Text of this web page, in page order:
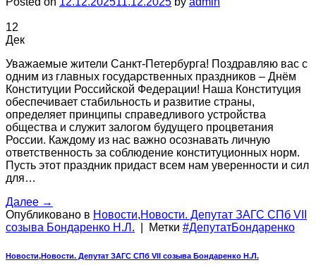
12
Дек
Уважаемые жители Санкт-Петербурга! Поздравляю вас с
одним из главных государственных праздников – Днём
Конституции Российской Федерации! Наша Конституция
обеспечивает стабильность и развитие страны,
определяет принципы справедливого устройства
общества и служит залогом будущего процветания
России. Каждому из нас важно осознавать личную
ответственность за соблюдение конституционных норм.
Пусть этот праздник придаст всем нам уверенности и сил
для…
Далее →
Опубликовано в Новости,Новости. Депутат ЗАГС СПб VII
созыва Бондаренко Н.Л.
Метки #ДепутатБондаренко
Новости,Новости. Депутат ЗАГС СПб VII созыва Бондаренко Н.Л.